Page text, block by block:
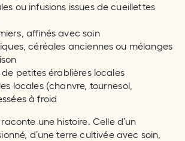
ou infusions issues de cueillettes
affinés avec soin
céréales anciennes ou mélanges
de petites érablières locales
locales (chanvre, tournesol,
à froid
une histoire. Celle d’un
d’une terre cultivée avec soin,